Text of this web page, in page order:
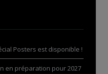
Posters est disponible !
en préparation pour 2027